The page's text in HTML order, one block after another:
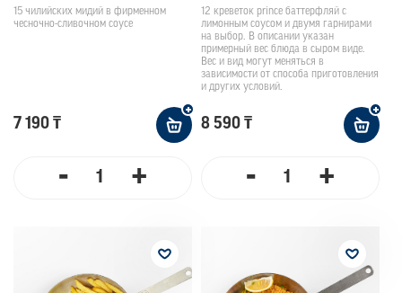
15 чилийских мидий в фирменном
чесночно-сливочном соусе
7 190 ₸
- +
12 креветок prince баттерфляй с
лимонным соусом и двумя гарнирами
на выбор. В описании указан
примерный вес блюда в сыром виде.
Вес и вид могут меняться в
зависимости от способа приготовления
и других условий.
8 590 ₸
- +